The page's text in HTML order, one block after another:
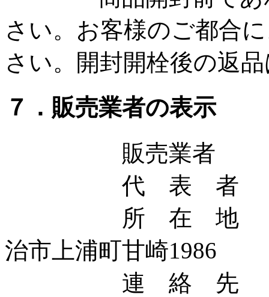
さい。お客様のご都合
さい。開封開栓後の返
７．販売業者の表示
販売業者 フ
代 表 者
所 在
治市上浦町甘崎1986
連 絡